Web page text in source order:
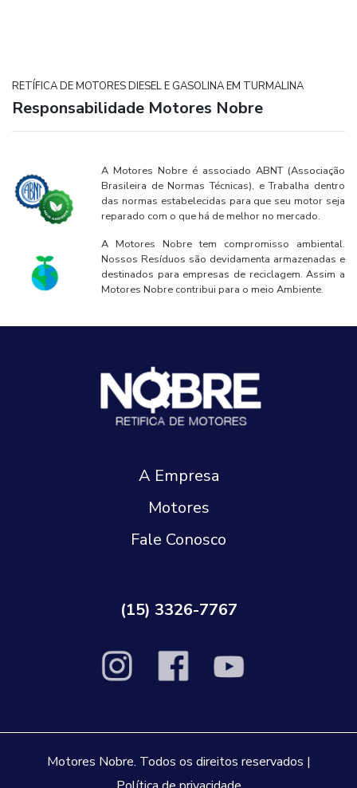
RETÍFICA DE MOTORES DIESEL E GASOLINA EM TURMALINA
Responsabilidade Motores Nobre
A Motores Nobre é associado ABNT (Associação
Brasileira de Normas Técnicas), e Trabalha dentro
das normas estabelecidas para que seu motor seja
reparado com o que há de melhor no mercado.
A Motores Nobre tem compromisso ambiental.
Nossos Resíduos são devidamenta armazenadas e
destinados para empresas de reciclagem. Assim a
Motores Nobre contribui para o meio Ambiente.
A Empresa
Motores
Fale Conosco
(15) 3326-7767
Motores Nobre. Todos os direitos reservados |